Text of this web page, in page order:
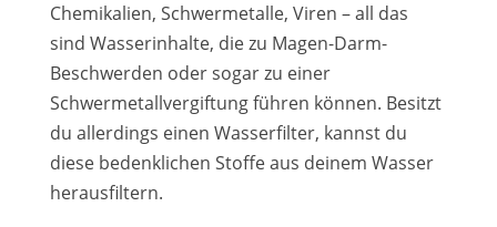
Chemikalien, Schwermetalle, Viren – all das
sind Wasserinhalte, die zu Magen-Darm-
Beschwerden oder sogar zu einer
Schwermetallvergiftung führen können. Besitzt
du allerdings einen Wasserfilter, kannst du
diese bedenklichen Stoffe aus deinem Wasser
herausfiltern.